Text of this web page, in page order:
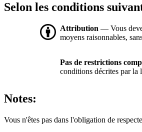
Selon les conditions
Attribution — Vous
moyens raisonnables,
Pas de restrictions
conditions décrites par la
Notes:
Vous n'êtes pas dans l'obligation de